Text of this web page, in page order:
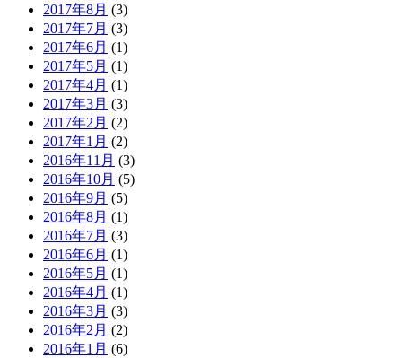
2017年8月 (3)
2017年7月 (3)
2017年6月 (1)
2017年5月 (1)
2017年4月 (1)
2017年3月 (3)
2017年2月 (2)
2017年1月 (2)
2016年11月 (3)
2016年10月 (5)
2016年9月 (5)
2016年8月 (1)
2016年7月 (3)
2016年6月 (1)
2016年5月 (1)
2016年4月 (1)
2016年3月 (3)
2016年2月 (2)
2016年1月 (6)